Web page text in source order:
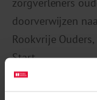
zorgverleners
doorverwijzen
Rookvrije
Start.